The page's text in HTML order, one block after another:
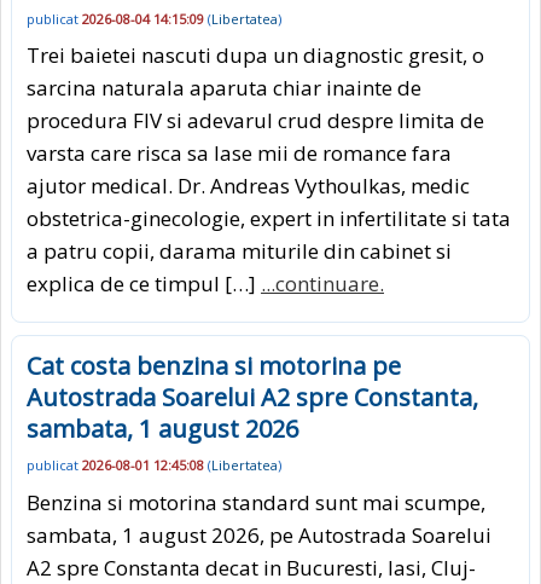
publicat 2026-08-04 14:15:09 (Libertatea)
Trei baietei nascuti dupa un diagnostic gresit, o
sarcina naturala aparuta chiar inainte de
procedura FIV si adevarul crud despre limita de
varsta care risca sa lase mii de romance fara
ajutor medical. Dr. Andreas Vythoulkas, medic
obstetrica-ginecologie, expert in infertilitate si tata
a patru copii, darama miturile din cabinet si
explica de ce timpul […] ...continuare.
Cat costa benzina si motorina pe
Autostrada Soarelui A2 spre Constanta,
sambata, 1 august 2026
publicat 2026-08-01 12:45:08 (Libertatea)
Benzina si motorina standard sunt mai scumpe,
sambata, 1 august 2026, pe Autostrada Soarelui
A2 spre Constanta decat in Bucuresti, Iasi, Cluj-